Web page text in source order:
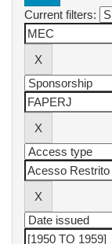
Current filters: